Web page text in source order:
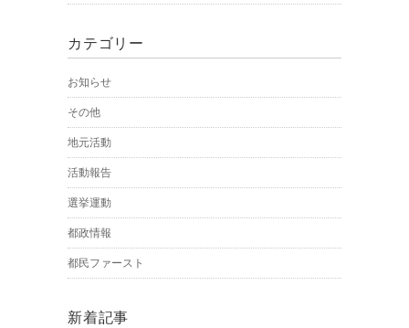
カテゴリー
お知らせ
その他
地元活動
活動報告
選挙運動
都政情報
都民ファースト
新着記事